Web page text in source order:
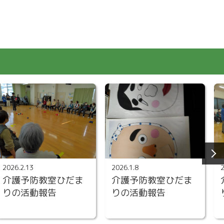
2026.2.13
介護予防教室ひだま
りの活動報告
2026.1.8
介護予防教室ひだま
りの活動報告